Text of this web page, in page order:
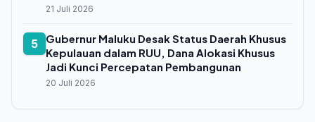
21 Juli 2026
5
Gubernur Maluku Desak Status Daerah Khusus
Kepulauan dalam RUU, Dana Alokasi Khusus
Jadi Kunci Percepatan Pembangunan
20 Juli 2026